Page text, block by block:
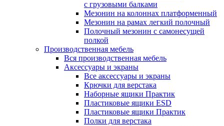
с грузовыми балками
Мезонин на колоннах платформенный
Мезонин на рамах легкий полочный
Полочный мезонин с самонесущей
полкой
Производственная мебель
Вся производственная мебель
Аксессуары и экраны
Все аксессуары и экраны
Крючки для верстака
Наборные ящики Практик
Пластиковые ящики ESD
Пластиковые ящики Практик
Полки для верстака